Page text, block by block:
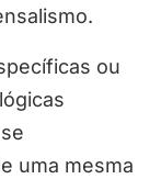
ou
uma mesma